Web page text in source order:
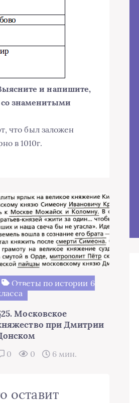
и напишите,
со знаменитыми
что был заложен
в 1010г.
Ответы по истории 6
Московское
при Дмитрии
0 0 6 мин.
оставит